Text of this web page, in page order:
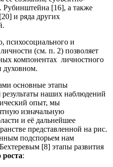
Рубинштейна [16], а также
и ряда других
психосоциального и
(см. п. 2) позволяет
компонентах личностного
духовном.
основные этапы
результаты наших наблюдений
опыт, мы
изначальную
и её дальнейшее
представленной на рис.
подспорьем нам
[8] этапы развития
: